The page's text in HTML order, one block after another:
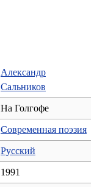
Александр
Сальников
На Голгофе
Современная поэзия
Русский
1991